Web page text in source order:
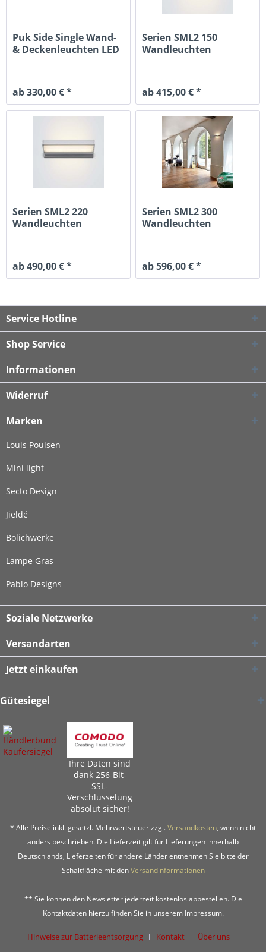
Puk Side Single Wand-
& Deckenleuchten LED
ab 330,00 € *
Serien SML2 150
Wandleuchten
ab 415,00 € *
Serien SML2 220
Wandleuchten
ab 490,00 € *
Serien SML2 300
Wandleuchten
ab 596,00 € *
Service Hotline
Shop Service
Informationen
Widerruf
Marken
Louis Poulsen
Mini light
Secto Design
Jieldé
Bolichwerke
Lampe Gras
Pablo Designs
Soziale Netzwerke
Versandarten
Jetzt einkaufen
Gütesiegel
Ihre Daten sind
dank 256-Bit-
SSL-
Verschlüsselung
absolut sicher!
* Alle Preise inkl. gesetzl. Mehrwertsteuer zzgl.Versandkosten, wenn nicht
anders beschrieben. Die Lieferzeit gilt für Lieferungen innerhalb
Deutschlands, Lieferzeiten für andere Länder entnehmen Sie bitte der
Schaltfläche mit denVersandinformationen
** Sie können den Newsletter jederzeit kostenlos abbestellen. Die
Kontaktdaten hierzu finden Sie in unserem Impressum.
Hinweise zur Batterieentsorgung Kontakt
Über uns